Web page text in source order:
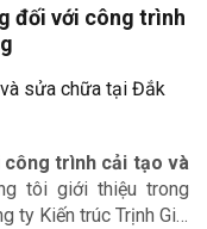
của gia đình mình.
thì sẽ không thể
điển, nếu bạn thích
thự hiện đại, biệt thự
ý tưởng hay cho
đối với công trình
công trình cải tạo và
tôi giới thiệu trong
ty Kiến trúc Trịnh Gia,